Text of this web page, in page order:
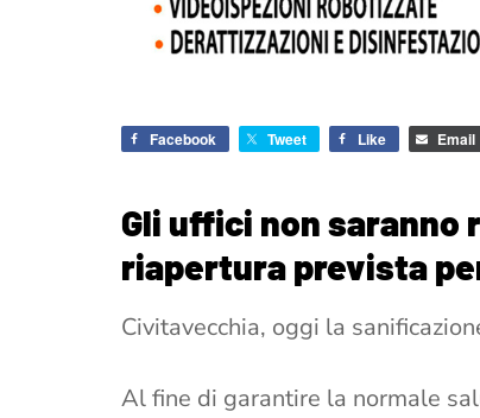
Facebook Tweet Like Email
Gli uffici non saranno
riapertura prevista
Civitavecchia, oggi la
Al fine di garantire la normale